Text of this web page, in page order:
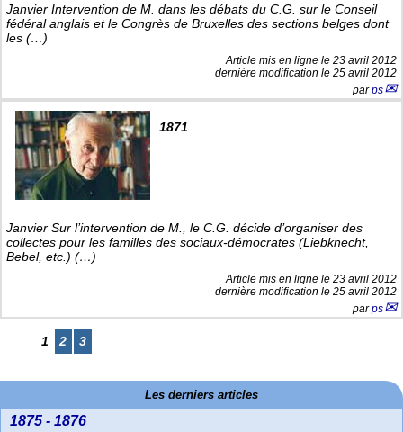
Janvier Intervention de M. dans les débats du C.G. sur le Conseil
fédéral anglais et le Congrès de Bruxelles des sections belges dont
les (…)
Article mis en ligne le 23 avril 2012
dernière modification le 25 avril 2012
parps
1871
Janvier Sur l’intervention de M., le C.G. décide d’organiser des
collectes pour les familles des sociaux-démocrates (Liebknecht,
Bebel, etc.) (…)
Article mis en ligne le 23 avril 2012
dernière modification le 25 avril 2012
parps
1 2 3
Les derniers articles
1875 - 1876